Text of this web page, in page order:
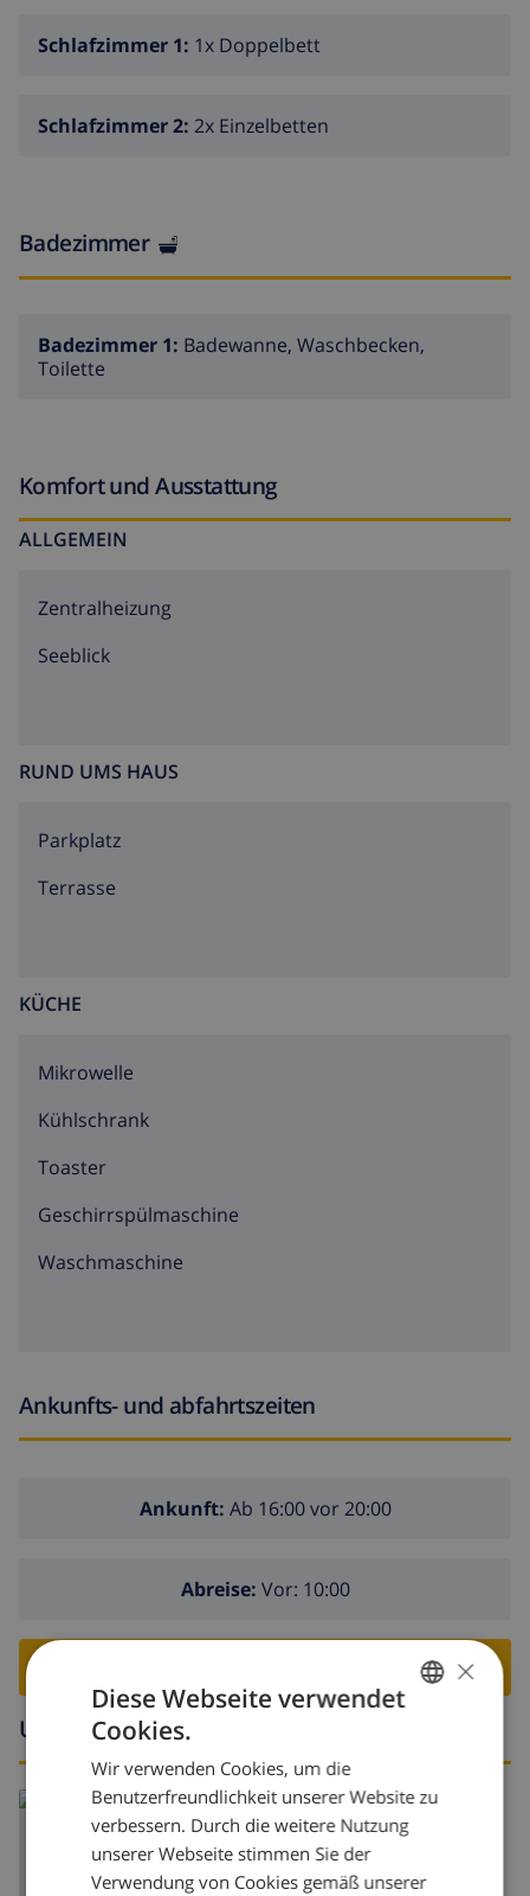
Schlafzimmer 1: 1x Doppelbett
Schlafzimmer 2: 2x Einzelbetten
Badezimmer
Badezimmer 1: Badewanne, Waschbecken,
Toilette
Komfort und Ausstattung
ALLGEMEIN
Zentralheizung
Seeblick
RUND UMS HAUS
Parkplatz
Terrasse
KÜCHE
Mikrowelle
Kühlschrank
Toaster
Geschirrspülmaschine
Waschmaschine
Ankunfts- und abfahrtszeiten
Ankunft: Ab 16:00 vor 20:00
Abreise: Vor: 10:00
Umgebung
DUTCH
SPANISH
×
Diese Webseite verwendet
Cookies.
Wir verwenden Cookies, um die
Benutzerfreundlichkeit unserer Website zu
verbessern. Durch die weitere Nutzung
unserer Webseite stimmen Sie der
Verwendung von Cookies gemäß unserer